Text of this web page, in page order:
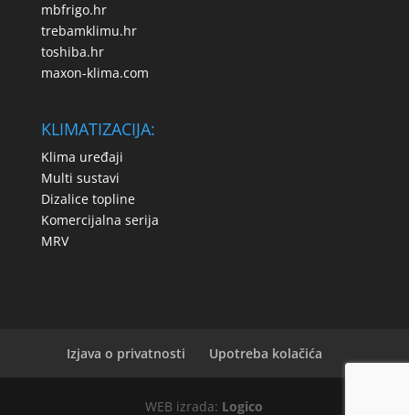
mbfrigo.hr
trebamklimu.hr
toshiba.hr
maxon-klima.com
KLIMATIZACIJA:
Klima uređaji
Multi sustavi
Dizalice topline
Komercijalna serija
MRV
Izjava o privatnosti Upotreba kolačića
WEB izrada: Logico